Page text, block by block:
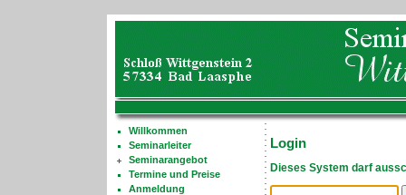
Willkommen
Seminarleiter
Seminarangebot
Termine und Preise
Anmeldung
Login
Dieses System darf